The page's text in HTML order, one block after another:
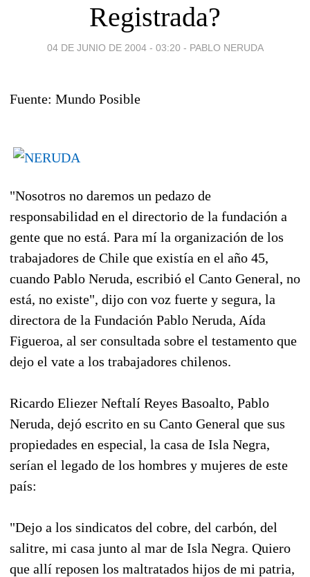
Registrada?
04 DE JUNIO DE 2004 - 03:20 - PABLO NERUDA
Fuente: Mundo Posible
"Nosotros no daremos un pedazo de
responsabilidad en el directorio de la fundación a
gente que no está. Para mí la organización de los
trabajadores de Chile que existía en el año 45,
cuando Pablo Neruda, escribió el Canto General, no
está, no existe", dijo con voz fuerte y segura, la
directora de la Fundación Pablo Neruda, Aída
Figueroa, al ser consultada sobre el testamento que
dejo el vate a los trabajadores chilenos.
Ricardo Eliezer Neftalí Reyes Basoalto, Pablo
Neruda, dejó escrito en su Canto General que sus
propiedades en especial, la casa de Isla Negra,
serían el legado de los hombres y mujeres de este
país:
"Dejo a los sindicatos del cobre, del carbón, del
salitre, mi casa junto al mar de Isla Negra. Quiero
que allí reposen los maltratados hijos de mi patria,